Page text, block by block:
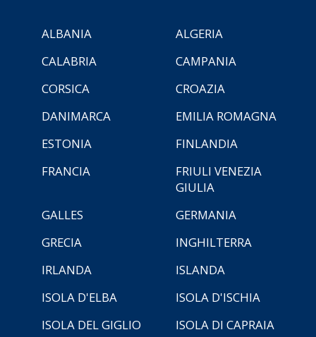
ALBANIA
ALGERIA
CALABRIA
CAMPANIA
CORSICA
CROAZIA
DANIMARCA
EMILIA ROMAGNA
ESTONIA
FINLANDIA
FRANCIA
FRIULI VENEZIA
GIULIA
GALLES
GERMANIA
GRECIA
INGHILTERRA
IRLANDA
ISLANDA
ISOLA D'ELBA
ISOLA D'ISCHIA
ISOLA DEL GIGLIO
ISOLA DI CAPRAIA